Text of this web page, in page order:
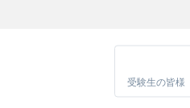
受験生の皆様